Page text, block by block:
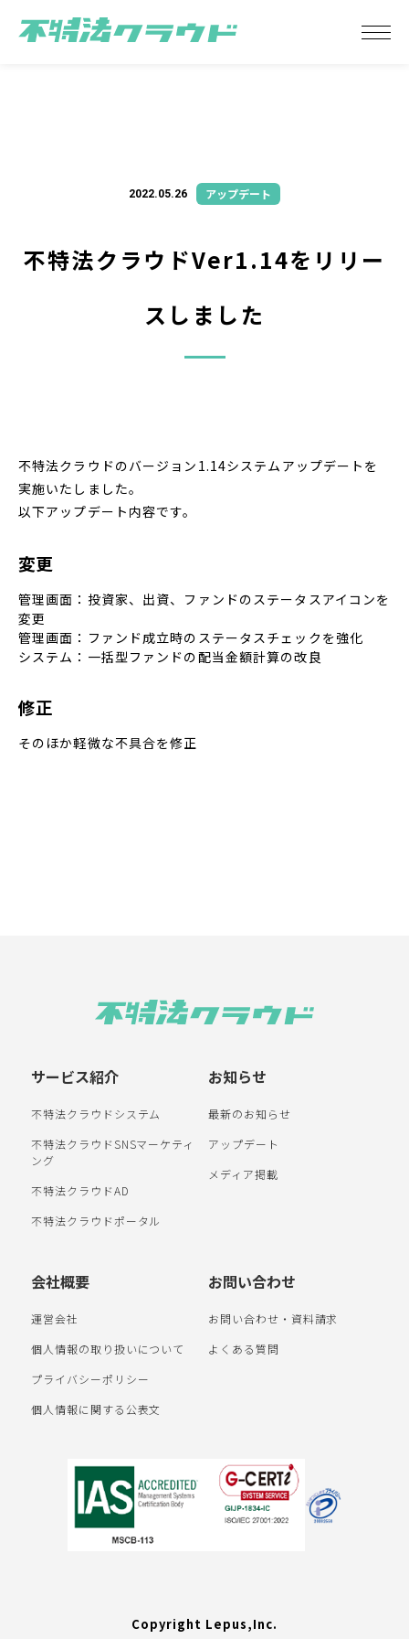
2022.05.26 アップデート
不特法クラウドVer1.14をリリー
スしました
不特法クラウドのバージョン1.14システムアップデートを
実施いたしました。
以下アップデート内容です。
変更
管理画面：投資家、出資、ファンドのステータスアイコンを
変更
管理画面：ファンド成立時のステータスチェックを強化
システム：一括型ファンドの配当金額計算の改良
修正
そのほか軽微な不具合を修正
サービス紹介
不特法クラウドシステム
不特法クラウドSNSマーケティ
ング
不特法クラウドAD
不特法クラウドポータル
お知らせ
最新のお知らせ
アップデート
メディア掲載
会社概要
運営会社
個人情報の取り扱いについて
プライバシーポリシー
個人情報に関する公表文
お問い合わせ
お問い合わせ・資料請求
よくある質問
Copyright Lepus,Inc.